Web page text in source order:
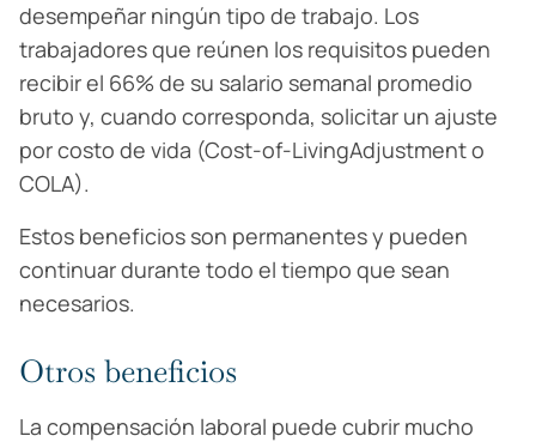
desempeñar ningún tipo de trabajo. Los
trabajadores que reúnen los requisitos pueden
recibir el 66% de su salario semanal promedio
bruto y, cuando corresponda, solicitar un ajuste
por costo de vida (Cost-of-LivingAdjustment o
COLA).
Estos beneficios son permanentes y pueden
continuar durante todo el tiempo que sean
necesarios.
Otros beneficios
La compensación laboral puede cubrir mucho